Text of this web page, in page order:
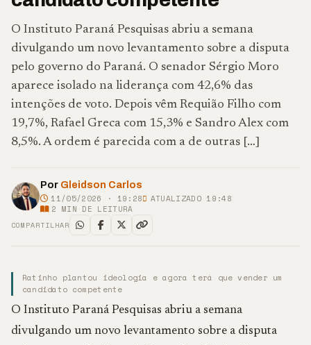
O Instituto Paraná Pesquisas abriu a semana
divulgando um novo levantamento sobre a disputa
pelo governo do Paraná. O senador Sérgio Moro
aparece isolado na liderança com 42,6% das
intenções de voto. Depois vêm Requião Filho com
19,7%, Rafael Greca com 15,3% e Sandro Alex com
8,5%. A ordem é parecida com a de outras […]
Por Gleidson Carlos
11/05/2026 · 19:28
ATUALIZADO 19:48
2 MIN DE LEITURA
COMPARTILHAR
Ratinho plantou ideologia e agora terá que vender um
candidato competente
O Instituto Paraná Pesquisas abriu a semana
divulgando um novo levantamento sobre a disputa